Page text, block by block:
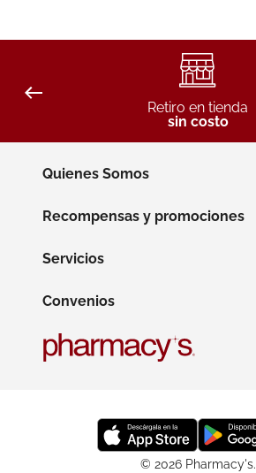
Retiro en tienda
sin costo
Quienes Somos
Recompensas y promociones
Servicios
Convenios
© 2026 Pharmacy's.